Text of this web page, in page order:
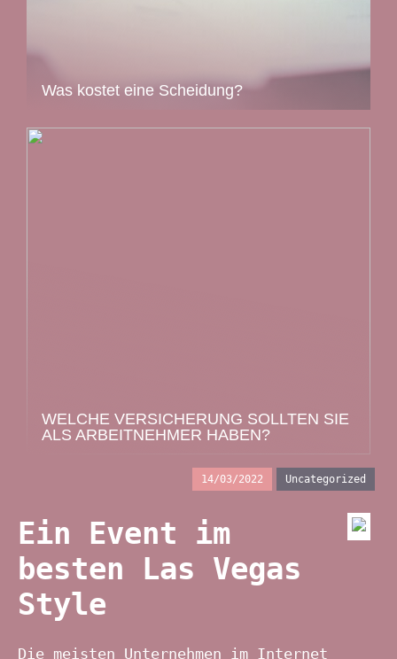
Was kostet eine Scheidung?
WELCHE VERSICHERUNG SOLLTEN SIE
ALS ARBEITNEHMER HABEN?
14/03/2022 Uncategorized
Ein Event im
besten Las Vegas
Style
Die meisten Unternehmen im Internet